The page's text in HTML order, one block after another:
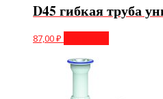
D45 гибкая труба
87,00₽